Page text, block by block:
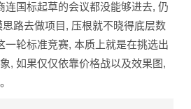
连国标起草的会议都没能够进去, 仍
路去做项目, 压根就不晓得底层数
一轮标准竞赛, 本质上就是在挑选出
, 如果仅仅依靠价格战以及效果图,